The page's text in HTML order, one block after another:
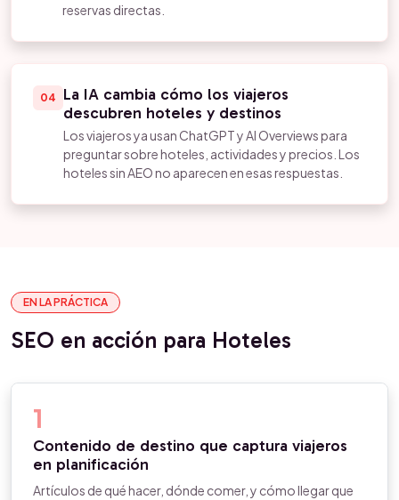
reservas directas.
04
La IA cambia cómo los viajeros
descubren hoteles y destinos
Los viajeros ya usan ChatGPT y AI Overviews para
preguntar sobre hoteles, actividades y precios. Los
hoteles sin AEO no aparecen en esas respuestas.
EN LA PRÁCTICA
SEO en acción para Hoteles
1
Contenido de destino que captura viajeros
en planificación
Artículos de qué hacer, dónde comer, y cómo llegar que